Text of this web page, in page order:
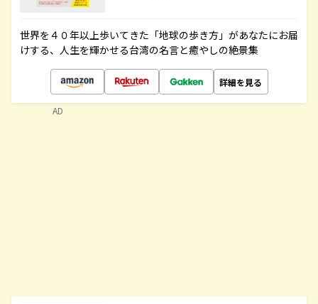
世界を４０年以上歩いてきた「地球の歩き方」があなたにお届
けする、人生を輝かせる台湾の名言と癒やしの絶景集
詳細を見る
AD